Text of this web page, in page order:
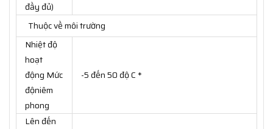
đầy đủ)
Thuộc về môi trường
Nhiệt độ
hoạt
động Mức
độniêm
phong
-5 đến 50 độ C *
Lên đến